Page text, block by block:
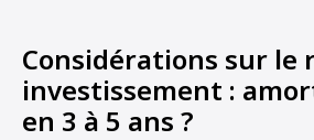
Considérations sur le
investissement :
en 3 à 5 ans ?